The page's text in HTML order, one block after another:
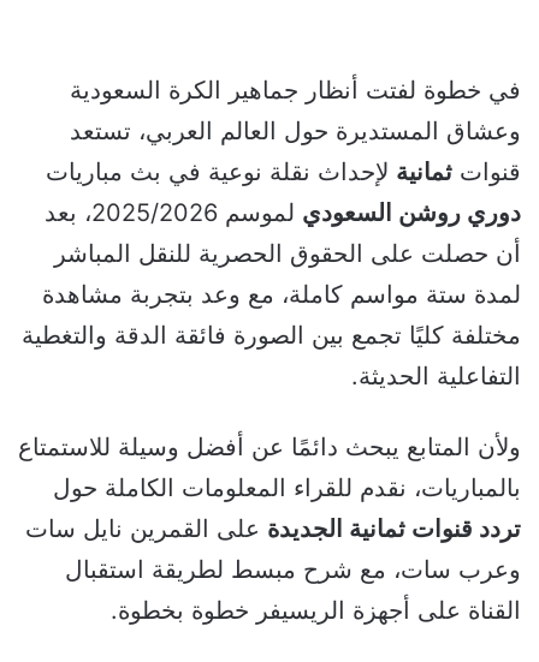
في خطوة لفتت أنظار جماهير الكرة السعودية
وعشاق المستديرة حول العالم العربي، تستعد
قنوات ثمانية لإحداث نقلة نوعية في بث مباريات
دوري روشن السعودي
لموسم 2025/2026، بعد
أن حصلت على الحقوق الحصرية للنقل المباشر
لمدة ستة مواسم كاملة، مع وعد بتجربة مشاهدة
مختلفة كليًا تجمع بين الصورة فائقة الدقة والتغطية
التفاعلية الحديثة.
ولأن المتابع يبحث دائمًا عن أفضل وسيلة للاستمتاع
بالمباريات، نقدم للقراء المعلومات الكاملة حول
تردد قنوات ثمانية الجديدة على القمرين نايل سات
وعرب سات، مع شرح مبسط لطريقة استقبال
القناة على أجهزة الريسيفر خطوة بخطوة.